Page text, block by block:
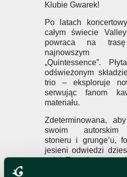
Klubie Gwarek!
Po latach
całym świecie
powraca na
najnowszym
„Quintessence”.
odświeżonym
trio – eksploruje
serwując fanom
materiału.
Zdeterminowana,
swoim autorskim
stoneru i grunge’u,
jesieni odwiedzi
całej Europie, w tym
Gwarek! Przez